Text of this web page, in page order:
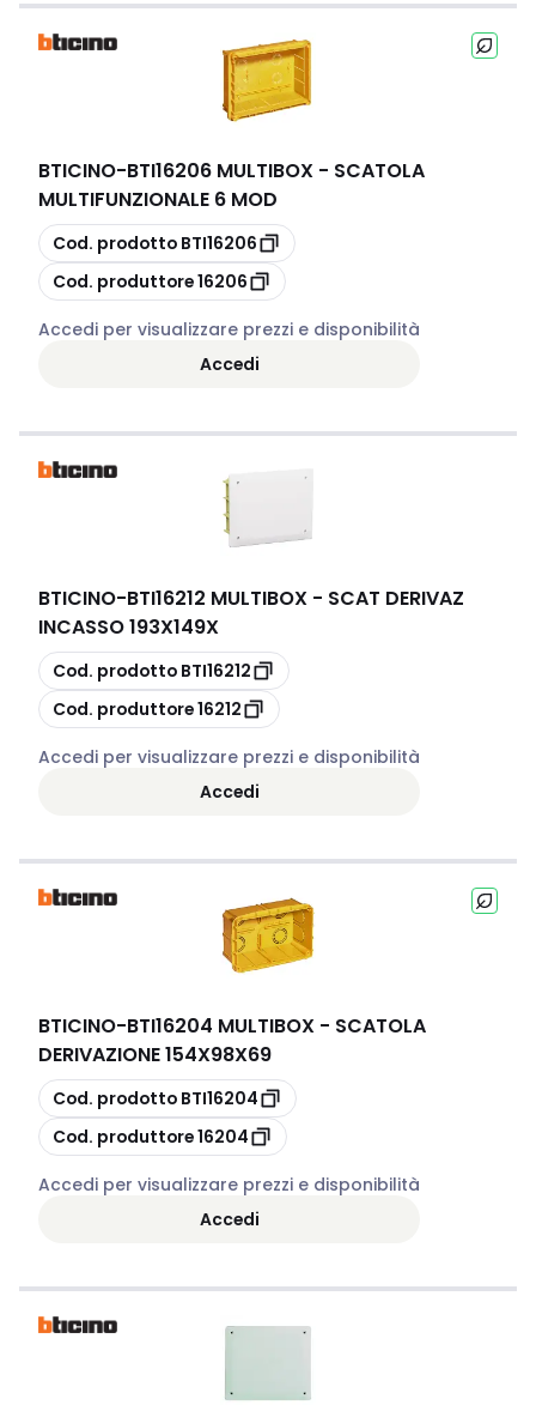
BTICINO-BTI16206 MULTIBOX - SCATOLA
MULTIFUNZIONALE 6 MOD
copia
Cod. prodotto BTI16206
copia
Cod. produttore16206
Accedi per visualizzare prezzi e disponibilità
Accedi
BTICINO-BTI16212 MULTIBOX - SCAT DERIVAZ
INCASSO 193X149X
copia
Cod. prodotto BTI16212
copia
Cod. produttore16212
Accedi per visualizzare prezzi e disponibilità
Accedi
BTICINO-BTI16204 MULTIBOX - SCATOLA
DERIVAZIONE 154X98X69
copia
Cod. prodotto BTI16204
copia
Cod. produttore16204
Accedi per visualizzare prezzi e disponibilità
Accedi